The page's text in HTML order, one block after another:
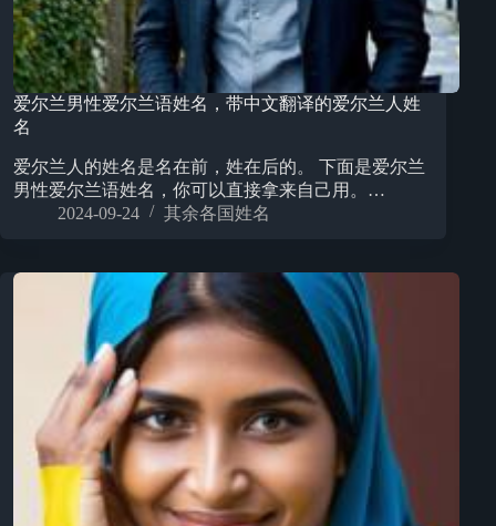
爱尔兰男性爱尔兰语姓名，带中文翻译的爱尔兰人姓
名
爱尔兰人的姓名是名在前，姓在后的。 下面是爱尔兰
男性爱尔兰语姓名，你可以直接拿来自己用。…
2024-09-24
其余各国姓名